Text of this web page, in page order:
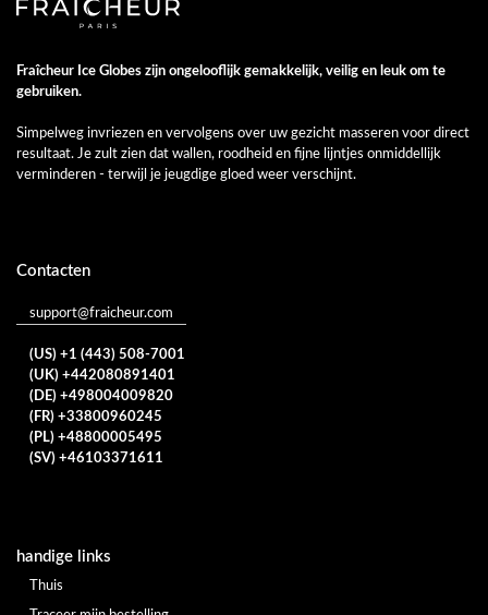
Fraîcheur Ice Globes zijn ongelooflijk gemakkelijk, veilig en leuk om te
gebruiken.
Simpelweg invriezen en vervolgens over uw gezicht masseren voor direct
resultaat. Je zult zien dat wallen, roodheid en fijne lijntjes onmiddellijk
verminderen - terwijl je jeugdige gloed weer verschijnt.
Contacten
support@fraicheur.com
(US) +1 (443) 508-7001
(UK) +442080891401
(DE) +498004009820
(FR) +33800960245
(PL) +48800005495
(SV) +46103371611
handige links
Thuis